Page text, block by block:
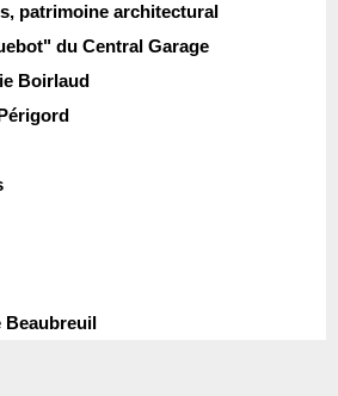
patrimoine architectural
du Central Garage
Boirlaud
Beaubreuil